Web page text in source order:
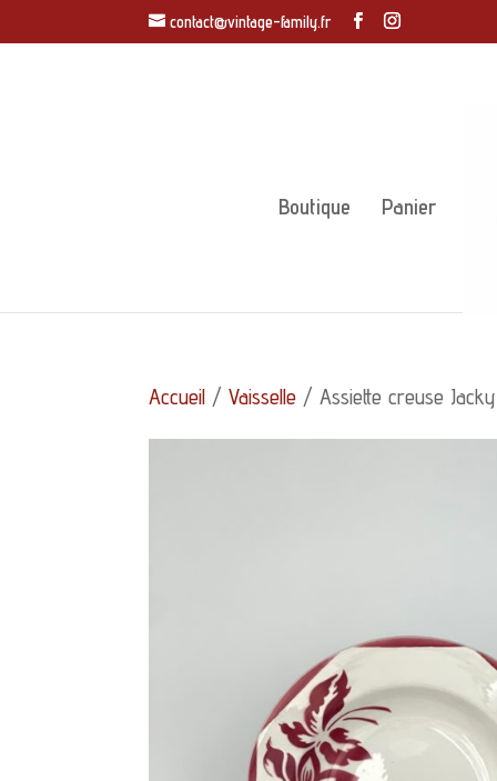
contact@vintage-family.fr
Boutique Panier
Accueil /Vaisselle / Assiette creuse